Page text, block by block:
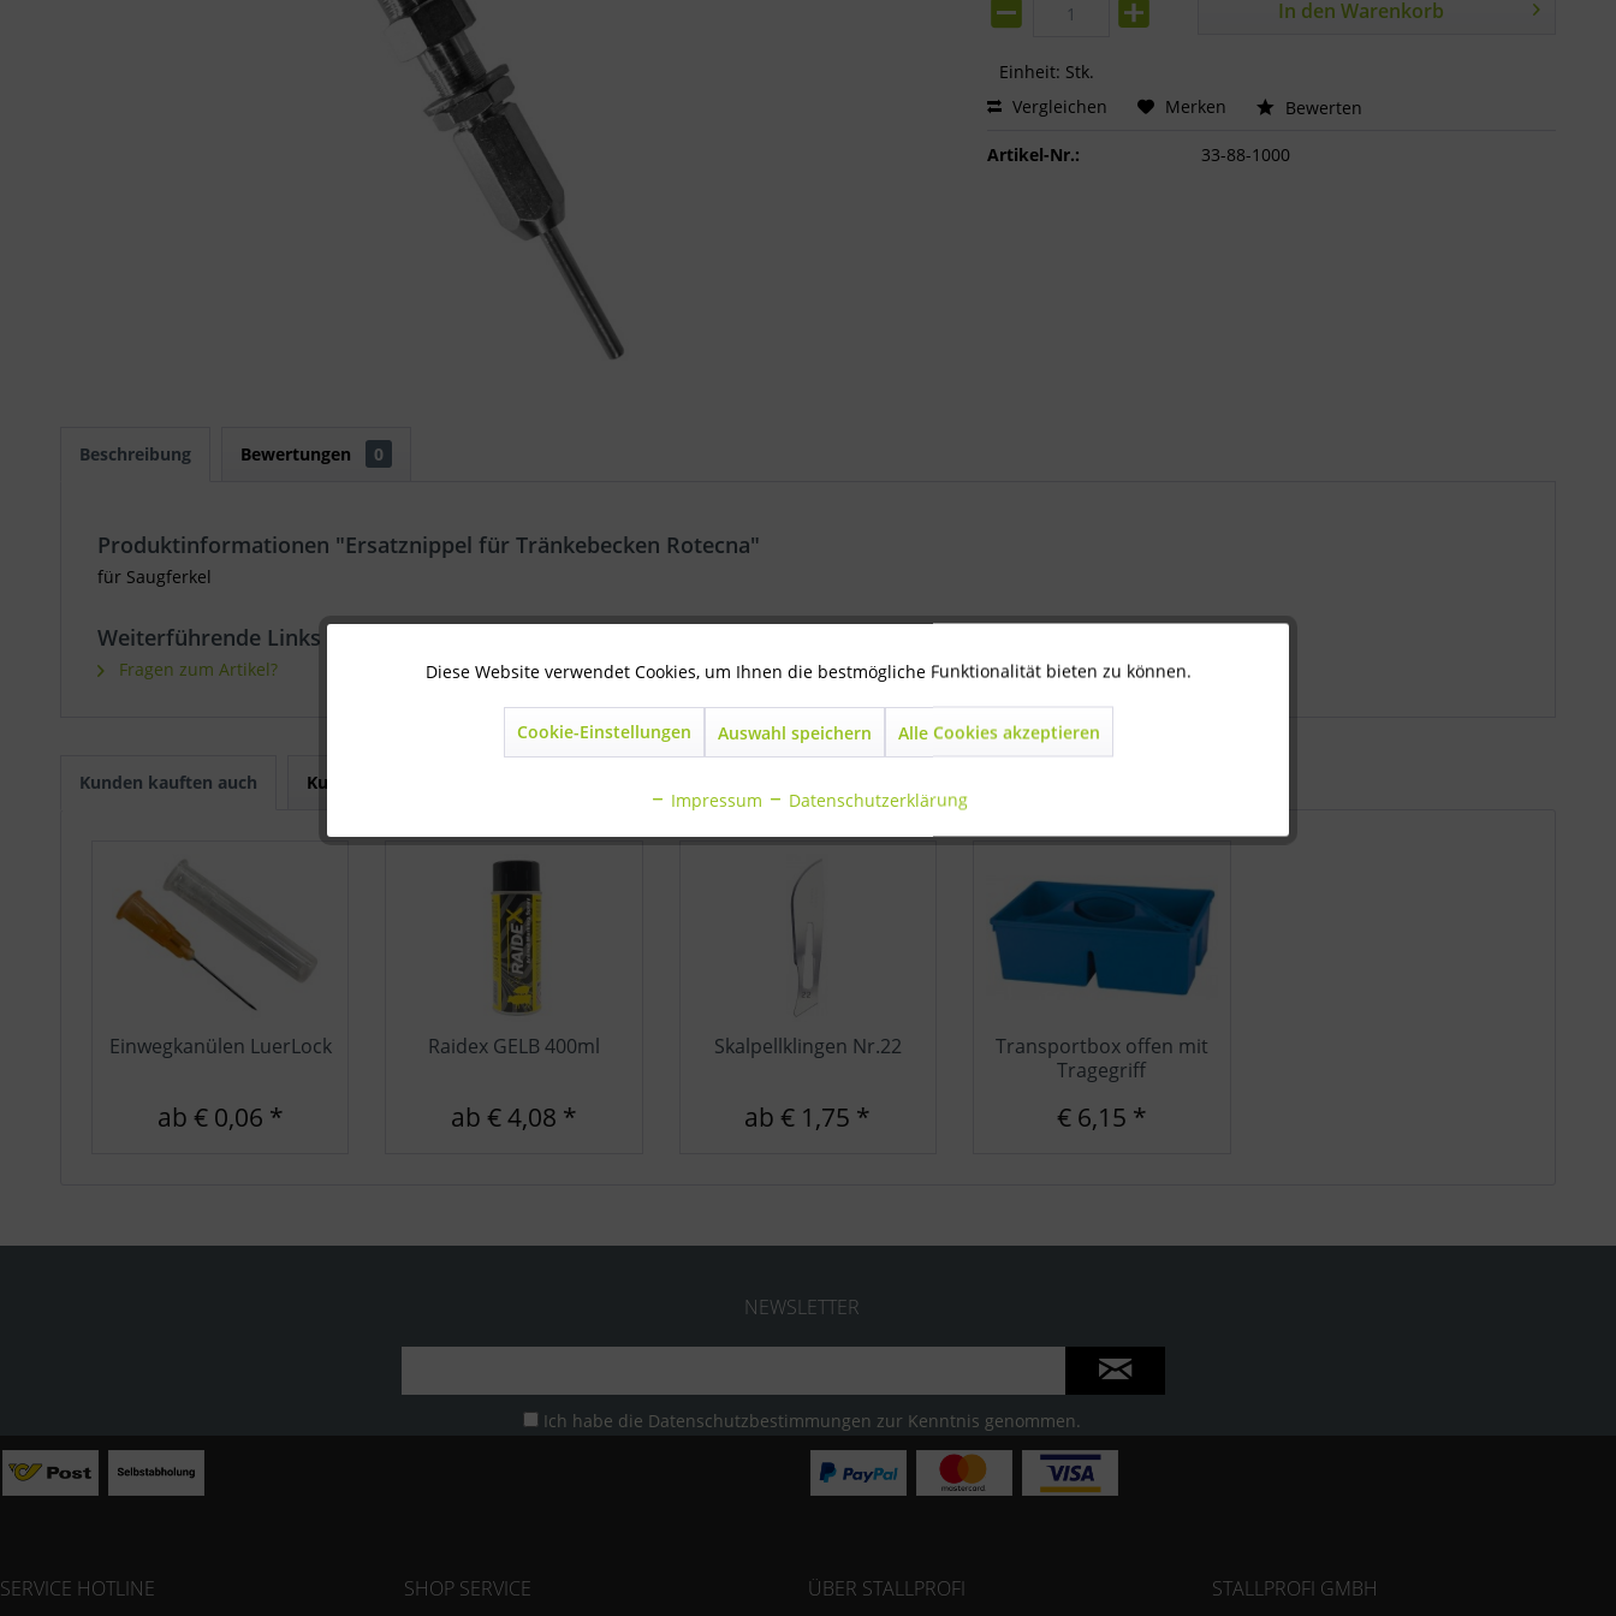
Einheit: Stk.
In den Warenkorb
Vergleichen Merken Bewerten
Artikel-Nr.: 33-88-1000
Beschreibung Bewertungen 0
Produktinformationen "Ersatznippel für Tränkebecken Rotecna"
für Saugferkel
Weiterführende Links zu "Ersatznippel für Tränkebecken Rotecna"
Fragen zum Artikel?
Kunden kauften auch Kunden haben sich ebenfalls angesehen
Einwegkanülen LuerLock
ab € 0,06 *
Raidex GELB 400ml
ab € 4,08 *
Skalpellklingen Nr.22
ab € 1,75 *
Transportbox offen mit
Tragegriff
€ 6,15 *
NEWSLETTER
Ich habe die Datenschutzbestimmungen zur Kenntnis genommen.
SERVICE HOTLINE SHOP SERVICE ÜBER STALLPROFI STALLPROFI GMBH
Technisch notwendig Aktiv
Inaktiv
Diese Website verwendet Cookies, um Ihnen die bestmögliche Funktionalität bieten zu können.
Cookie-Einstellungen Auswahl speichern Alle Cookies akzeptieren
Impressum Datenschutzerklärung